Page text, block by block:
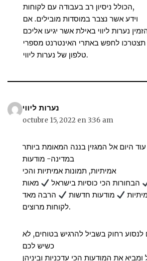
הכולל ניסיון רב בעבודה עם לקוחות,
וידע אשר נצבר במוסדות מובילים. אם
נערות ליווי באילת אשר יגיעו אליכם
לחפש באתרי האינטרנט מספרי
טלפון של נערות ליווי.
נערות ליווי
octubre 15, 2022 en 3:36 am
עוד היום אל המגזין בננה המאומת ביותר
במדינה- מודעות
אמיתיות, תמונות אמיתיות והכי
הבחורות הכי כוסיות בישראל
מאות
מודעות חדשות
הרבה מאד
לקוחות מרוצים.
לנסוע רחוק בשביל להרגיש בטוחים, לא
כשיש לכם
את המודעות הכי עדכניות וביניהן